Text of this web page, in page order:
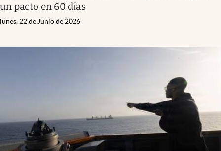
un pacto en 60 días
lunes, 22 de Junio de 2026